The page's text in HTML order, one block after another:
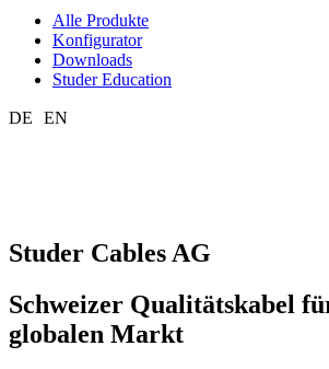
Alle Produkte
Konfigurator
Downloads
Studer Education
DE EN
Studer Cables AG
Schweizer Qualitätskabel
globalen Markt